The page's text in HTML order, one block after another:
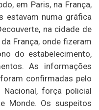
em Paris, na França,
estavam numa gráfica
na cidade de
França, onde fizeram
do estabelecimento,
As informações
confirmadas pelo
Nacional, força policial
Monde. Os suspeitos